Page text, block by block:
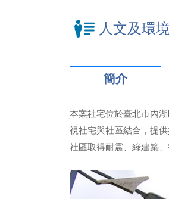
人文及環
簡介
本案社宅位於臺北市內
視社宅與社區結合，提
社區取得耐震、綠建築